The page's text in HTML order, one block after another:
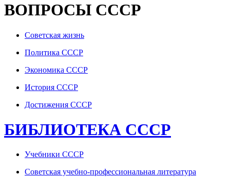
ВОПРОСЫ СССР
Советская жизнь
Политика СССР
Экономика СССР
История СССР
Достижения СССР
БИБЛИОТЕКА СССР
Учебники СССР
Советская учебно-профессиональная литература